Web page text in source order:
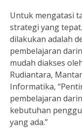
Untuk mengatasi
strategi yang
dilakukan adalah
pembelajaran
mudah diakses
Rudiantara,
Informatika,
pembelajaran
kebutuhan
yang ada.”